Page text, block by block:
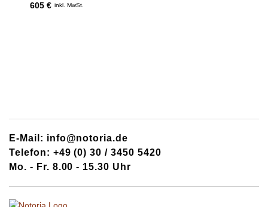
605 € inkl. MwSt.
E-Mail: info@notoria.de
Telefon: +49 (0) 30 / 3450 5420
Mo. - Fr. 8.00 - 15.30 Uhr